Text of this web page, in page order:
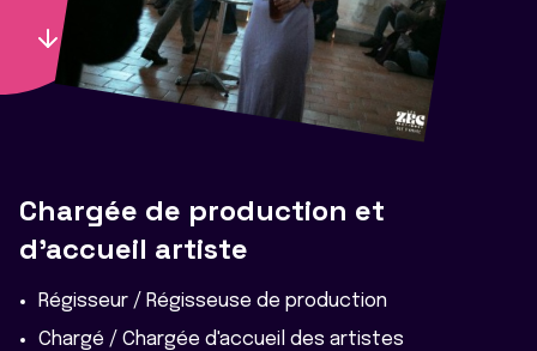
Chargée de production et
d'accueil artiste
Régisseur / Régisseuse de production
Chargé / Chargée d'accueil des artistes